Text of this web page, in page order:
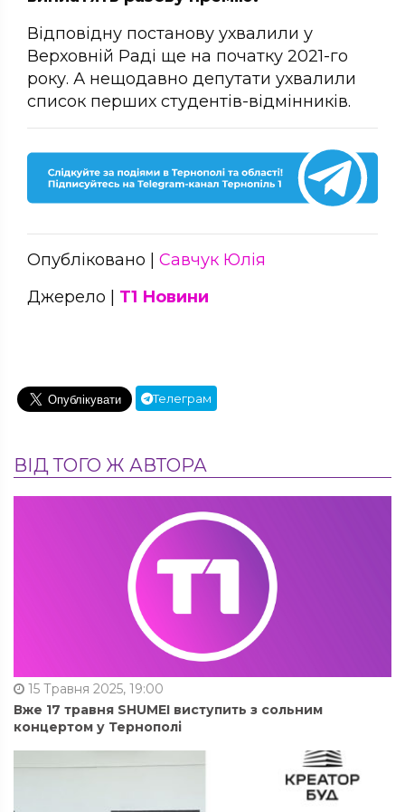
Відповідну постанову ухвалили у
Верховній Раді ще на початку 2021-го
року. А нещодавно депутати ухвалили
список перших студентів-відмінників.
Опубліковано | Савчук Юлія
Джерело | Т1 Новини
Телеграм
ВІД ТОГО Ж АВТОРА
15 Травня 2025, 19:00
Вже 17 травня SHUMEI виступить з сольним
концертом у Тернополі